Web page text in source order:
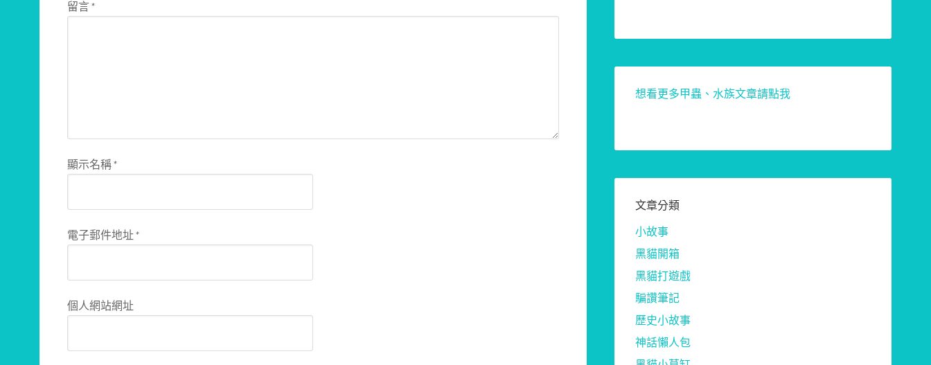
留言*
顯示名稱*
電子郵件地址*
個人網站網址
想看更多甲蟲、水族文章請點我
文章分類
小故事
黑貓開箱
黑貓打遊戲
騙讚筆記
歷史小故事
神話懶人包